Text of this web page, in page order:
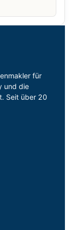
für
und die
Seit über 20